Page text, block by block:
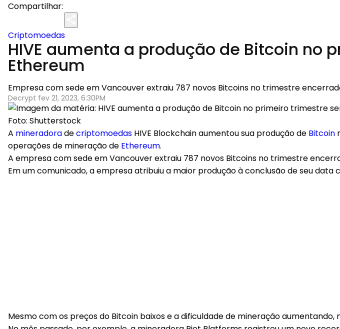
Compartilhar:
Criptomoedas
HIVE aumenta a produção de Bitcoin
Ethereum
Empresa com sede em Vancouver extraiu 787 novos Bitcoins no trimestre
Decrypt fev 21, 2023, 6:30PM
Foto: Shutterstock
A mineradoradecriptomoedas HIVE Blockchain aumentou sua produção de Bitcoin
operações de mineração de Ethereum.
A empresa com sede em Vancouver extraiu 787 novos Bitcoins no trimestre
Em um comunicado, a empresa atribuiu a maior produção à conclusão de seu data
Mesmo com os preços do Bitcoin baixos e a dificuldade de mineração